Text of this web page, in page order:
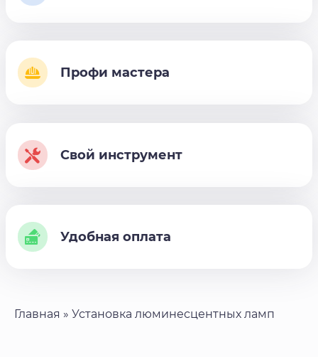
Профи мастера
Свой инструмент
Удобная оплата
Главная » Установка люминесцентных ламп